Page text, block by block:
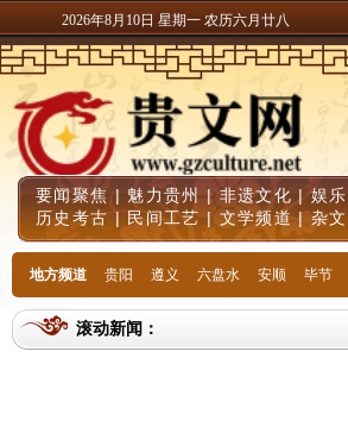
2026年8月10日 星期一 农历六月廿八
要闻聚焦| 魅力贵州|非遗文化 |娱
历史考古 | 民间工艺 |文学频道|杂
地方频道 贵阳 遵义 六盘水 安顺 毕节
滚动新闻：